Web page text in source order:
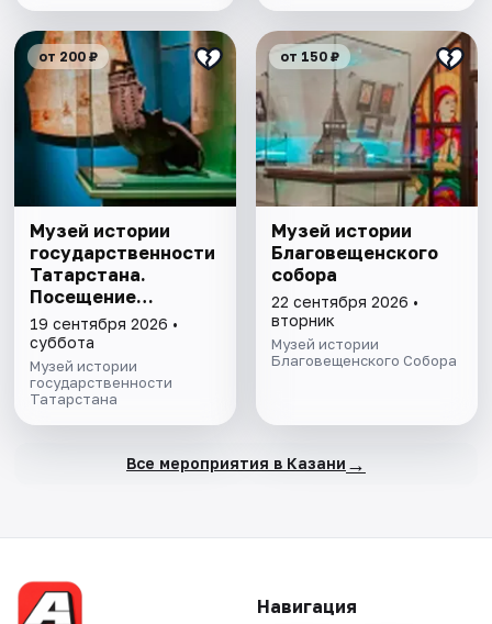
от 200 ₽
Музей истории
государственности
Татарстана.
Посещение
выставочного зала
и экспозиции
19 сентября 2026 •
суббота
Музей истории
государственности
Татарстана
от 150 ₽
Музей истории
Благовещенского
собора
22 сентября 2026 •
вторник
Музей истории
Благовещенского Собора
Все мероприятия в Казани →
Навигация